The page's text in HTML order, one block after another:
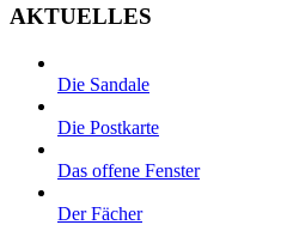
AKTUELLES
Die Sandale
Die Postkarte
Das offene Fenster
Der Fächer